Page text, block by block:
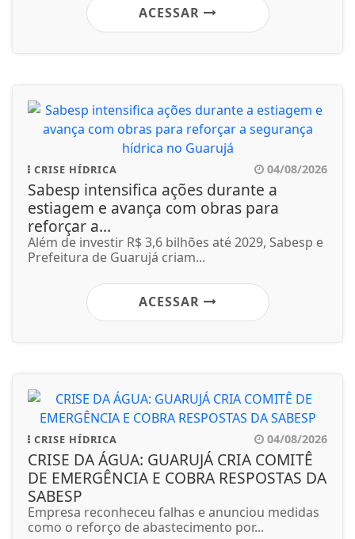
ACESSAR
CRISE HÍDRICA 04/08/2026
Sabesp intensifica ações durante a
estiagem e avança com obras para
reforçar a...
Além de investir R$ 3,6 bilhões até 2029, Sabesp e
Prefeitura de Guarujá criam...
ACESSAR
CRISE HÍDRICA 04/08/2026
CRISE DA ÁGUA: GUARUJÁ CRIA COMITÊ
DE EMERGÊNCIA E COBRA RESPOSTAS DA
SABESP
Empresa reconheceu falhas e anunciou medidas
como o reforço de abastecimento por...